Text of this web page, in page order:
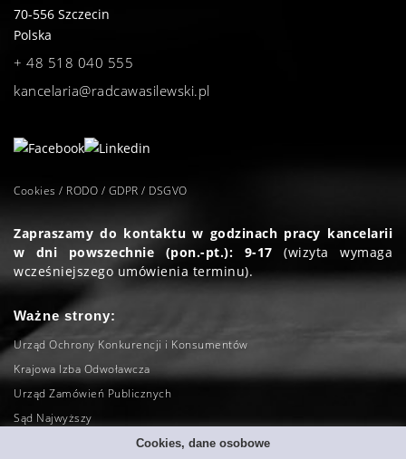
70-556 Szczecin
Polska
+ 48 518 040 555
kancelaria@radcawasilewski.pl
Cookies / RODO / GDPR / DSGVO
Zapraszamy do kontaktu w godzinach pracy kancelarii
w dni powszechnie (pon.-pt.): 9-17 (wizyta wymaga
wcześniejszego umówienia terminu).
Ważne strony:
Urząd Ochrony Konkurencji i Konsumentów
Krajowa Izba Odwoławcza
Urząd Zamówień Publicznych
Sąd Najwyższy
Naczelny Sąd AdministracyjnyCookies, dane osobowe